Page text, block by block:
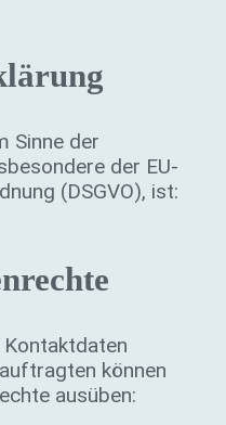
Sinne der
der EU-
(DSGVO), ist:
Kontaktdaten
können
ausüben: